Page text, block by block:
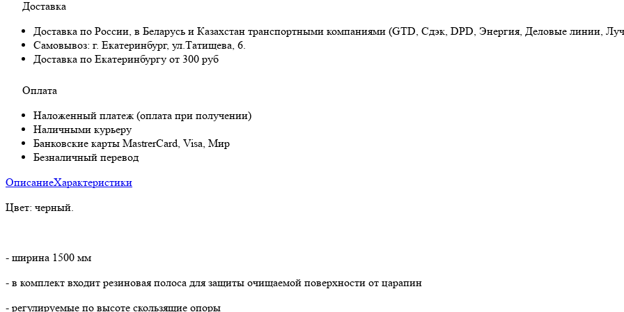
Доставка
Доставка по России, в Беларусь и Казахстан транспортными компаниями (GTD, Сдэк, DPD, Энергия, Деловые линии,
Самовывоз: г. Екатеринбург, ул.Татищева, 6.
Доставка по Екатеринбургу от 300 руб
Оплата
Наложенный платеж (оплата при получении)
Наличными курьеру
Банковские карты MastrerCard, Visa, Мир
Безналичный перевод
ОписаниеХарактеристики
Цвет: черный.
- ширина 1500 мм
- в комплект входит резиновая полоса для защиты очищаемой поверхности от царапин
- регулируемые по высоте скользящие опоры